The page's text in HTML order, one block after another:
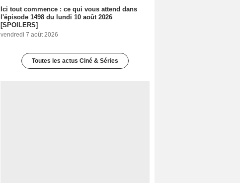
Ici tout commence : ce qui vous attend dans
l'épisode 1498 du lundi 10 août 2026
[SPOILERS]
vendredi 7 août 2026
Toutes les actus Ciné & Séries